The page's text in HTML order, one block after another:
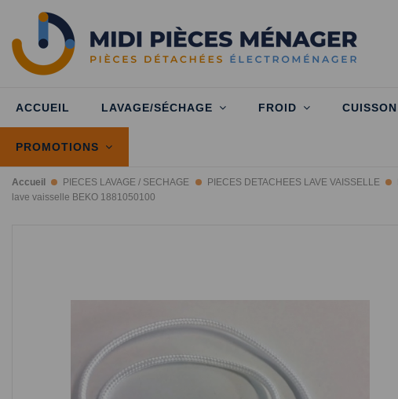
ACCUEIL LAVAGE/SÉCHAGE FROID CUISSON
PROMOTIONS
Accueil PIECES LAVAGE / SECHAGE PIECES DETACHEES LAVE VAISSELLE
lave vaisselle BEKO 1881050100